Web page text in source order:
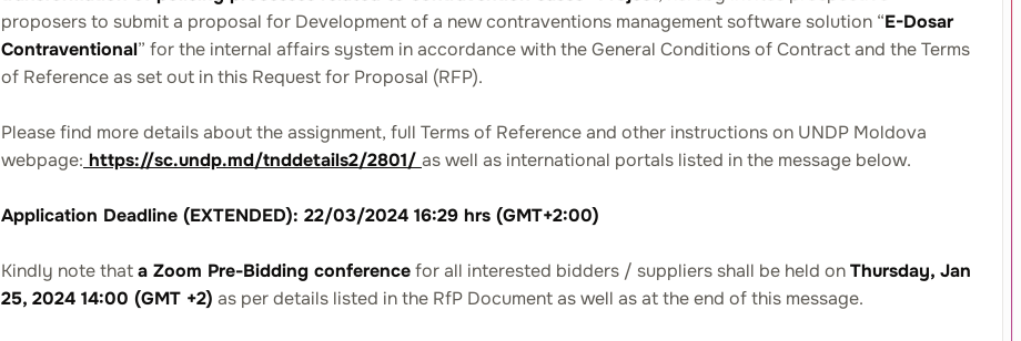
proposers to submit a proposal for Development of a new contraventions management software solution “E-Dosar
Contraventional” for the internal affairs system in accordance with the General Conditions of Contract and the Terms
of Reference as set out in this Request for Proposal (RFP).
Please find more details about the assignment, full Terms of Reference and other instructions on UNDP Moldova
webpage: https://sc.undp.md/tnddetails2/2801/ as well as international portals listed in the message below.
Application Deadline (EXTENDED): 22/03/2024 16:29 hrs (GMT+2:00)
Kindly note thata Zoom Pre-Bidding conferencefor all interested bidders / suppliers shall be held onThursday, Jan
25, 2024 14:00 (GMT +2) as per details listed in the RfP Document as well as at the end of this message.